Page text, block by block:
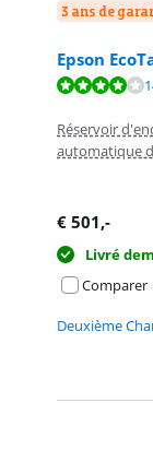
3 ans de
Epson
La note est de
Réservoir
automatique
€ 501,-
Livré
Comparer
Deuxième
La note est de
La note est de